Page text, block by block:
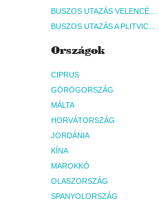
Országok
CIPRUS
GÖRÖGORSZÁG
MÁLTA
HORVÁTORSZÁG
JORDÁNIA
KÍNA
MAROKKÓ
OLASZORSZÁG
SPANYOLORSZÁG